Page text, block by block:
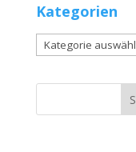
Kategorien
Kategorien